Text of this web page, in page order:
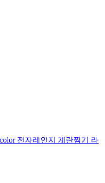
전자레인지 계란찜기 라